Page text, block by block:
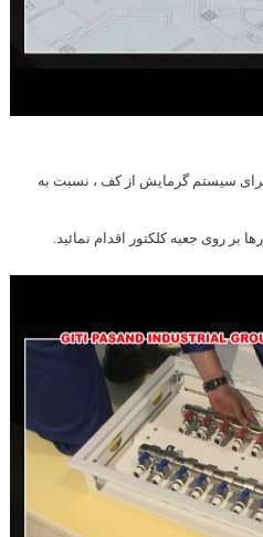
سیستم گرمایش از کف ، نسبت به
روی جعبه کلکتور اقدام نمائید.